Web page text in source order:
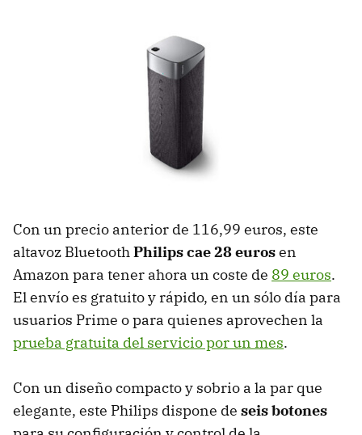
Con un precio anterior de 116,99 euros, este
altavoz BluetoothPhilipscae 28 eurosen
Amazon para tener ahora un coste de 89 euros.
El envío es gratuito y rápido, en un sólo día para
usuarios Prime o para quienes aprovechen la
prueba gratuita del servicio por un mes.
Con un diseño compacto y sobrio a la par que
elegante, este Philips dispone de seis botones